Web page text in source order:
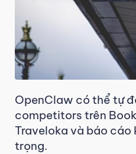
OpenClaw có thể tự
competitors trên
Traveloka và báo
trọng.